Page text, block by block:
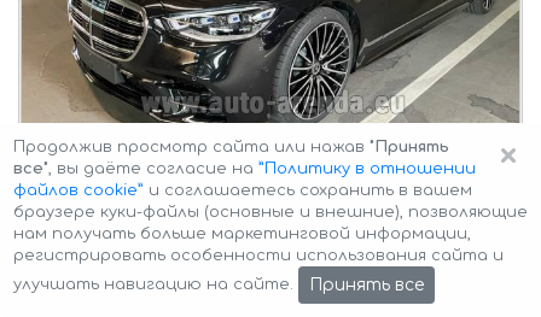
Подача автомобиляMercedes-Benz S-Class S 500 Long
4MATIC AMG комплектация W223клиенту в
оговоренное время и трансфериз Аутлета
Парндорф в Вену .
×
Продолжив просмотр сайта или нажав "Принять
все", вы даёте согласие на ”Политику в отношении
файлов cookie” и соглашаетесь сохранить в вашем
браузере куки-файлы (основные и внешние), позволяющие
нам получать больше маркетинговой информации,
регистрировать особенности использования сайта и
улучшать навигацию на сайте.
Принять все